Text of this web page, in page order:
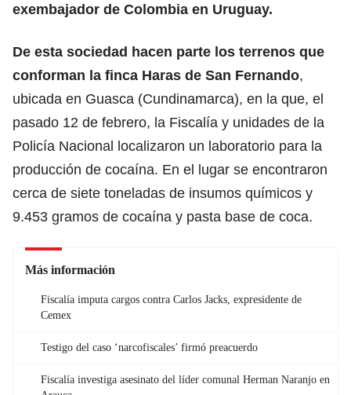
exembajador de Colombia en Uruguay.
De esta sociedad hacen parte los terrenos que
conforman la finca Haras de San Fernando,
ubicada en Guasca (Cundinamarca), en la que, el
pasado 12 de febrero, la Fiscalía y unidades de la
Policía Nacional localizaron un laboratorio para la
producción de cocaína. En el lugar se encontraron
cerca de siete toneladas de insumos químicos y
9.453 gramos de cocaína y pasta base de coca.
Más información
Fiscalía imputa cargos contra Carlos Jacks, expresidente de
Cemex
Testigo del caso ‘narcofiscales’ firmó preacuerdo
Fiscalía investiga asesinato del líder comunal Herman Naranjo en